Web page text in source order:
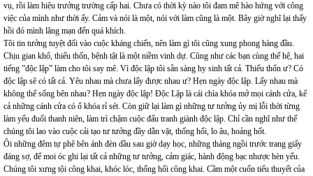
vụ, rồi làm hiệu trưởng trường cấp hai. Chưa có thời kỳ nào tôi đam mê hào hứng với công
việc của mình như thời ấy. Cảm và nói là một, nói với làm cũng là một. Bây giờ nghĩ lại thấy
hồi đó mình lãng mạn đến quá khích.
Tôi tin tưởng tuyệt đối vào cuộc kháng chiến, nên làm gì tôi cũng xung phong hàng đầu.
Chịu gian khổ, thiếu thốn, bệnh tật là một niềm vinh dự. Cũng như các bạn cùng thế hệ, hai
tiếng ”độc lập” làm cho tôi say mê. Vì độc lập tôi sẵn sàng hy sinh tất cả. Thiếu thốn ư? Có
độc lập sẽ có tất cả. Yêu nhau mà chưa lấy được nhau ư? Hẹn ngày độc lập. Lấy nhau mà
không thể sống bên nhau? Hẹn ngày độc lập! Độc Lập là cái chìa khóa mở mọi cánh cửa, kể
cả những cánh cửa có ổ khóa rỉ sét. Còn giữ lại làm gì những tư tưởng ủy mị lỗi thời từng
làm yếu đuối thanh niên, làm trì chậm cuộc đấu tranh giành độc lập. Chỉ cần nghĩ như thế
chúng tôi lao vào cuộc cải tạo tư tưởng đầy dằn vặt, thống hối, lo âu, hoảng hốt.
Ôi những đêm tự phê bên ánh đèn dầu sau giờ dạy học, những tháng ngồi trước trang giấy
đáng sợ, để moi óc ghi lại tất cả những tư tưởng, cảm giác, hành động bạc nhược hèn yếu.
Chúng tôi xưng tội công khai, khóc lóc, thống hối công khai. Cầm một cuốn tiểu thuyết của